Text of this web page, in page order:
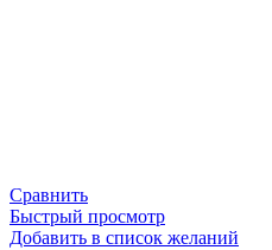
Сравнить
Быстрый просмотр
Добавить в список желаний